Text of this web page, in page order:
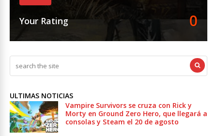
Your Rating 0
ULTIMAS NOTICIAS
Vampire Survivors se cruza con Rick y
Morty en Ground Zero Hero, que llegará a
consolas y Steam el 20 de agosto